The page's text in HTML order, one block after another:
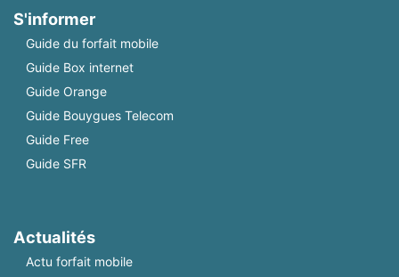
S'informer
Guide du forfait mobile
Guide Box internet
Guide Orange
Guide Bouygues Telecom
Guide Free
Guide SFR
Actualités
Actu forfait mobile